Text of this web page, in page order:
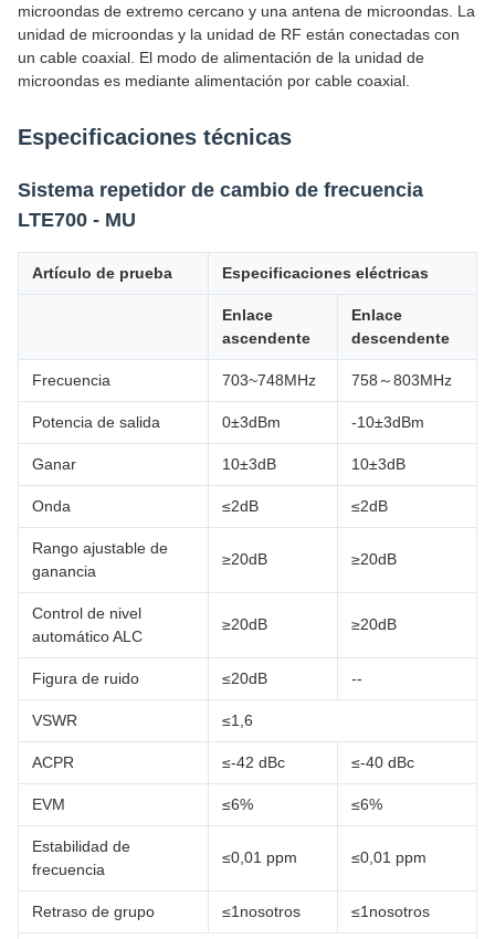
microondas de extremo cercano y una antena de microondas. La
unidad de microondas y la unidad de RF están conectadas con
un cable coaxial. El modo de alimentación de la unidad de
microondas es mediante alimentación por cable coaxial.
Especificaciones técnicas
Sistema repetidor de cambio de frecuencia
LTE700 - MU
Artículo de prueba Especificaciones eléctricas
Enlace
ascendente
Enlace
descendente
Frecuencia 703~748MHz 758～803MHz
Potencia de salida 0±3dBm -10±3dBm
Ganar 10±3dB 10±3dB
Onda ≤2dB ≤2dB
Rango ajustable de
ganancia
≥20dB ≥20dB
Control de nivel
automático ALC
≥20dB ≥20dB
Figura de ruido ≤20dB --
VSWR ≤1,6
ACPR ≤-42 dBc ≤-40 dBc
EVM ≤6% ≤6%
Estabilidad de
frecuencia
≤0,01 ppm ≤0,01 ppm
Retraso de grupo ≤1nosotros ≤1nosotros